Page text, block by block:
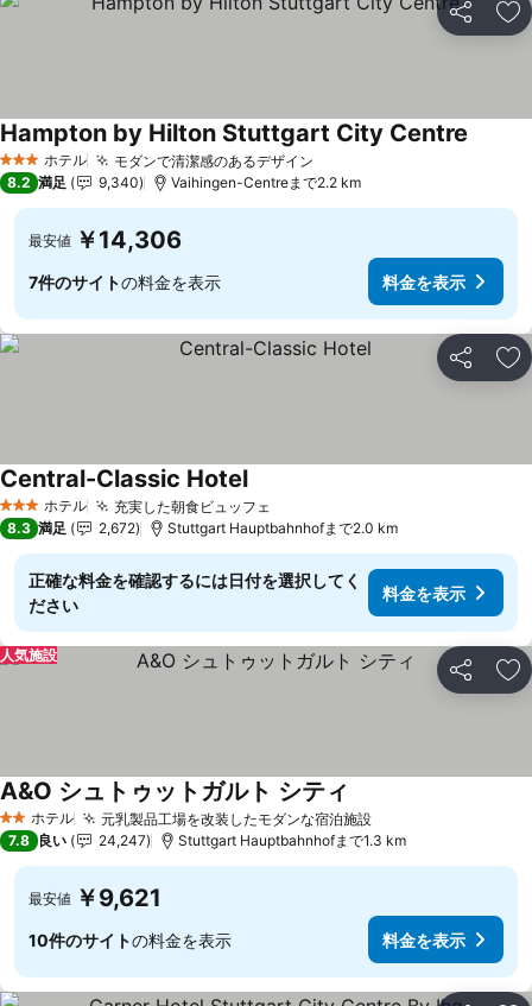
シェア お
3 ホテルのランク
ホテル モダンで清潔感のあるデザイン
Hampton by Hilton Stuttgart City Centre
8.2 満足 9,340 Vaihingen-Centreまで2.2 km
最安値 ￥14,306
7件のサイトの料金を表示 料金を表示
シェア お
3 ホテルのランク
ホテル 充実した朝食ビュッフェ
Central-Classic Hotel料金を表示
8.3 満足 2,672 Stuttgart Hauptbahnhofまで2.0 km
正確な料金を確認するには日付を選択してく
ださい
料金を表示
シェア お
人気施設
2 ホテルのランク
ホテル 元乳製品工場を改装したモダンな宿泊施設料金を表示
A&O シュトゥットガルト シティ
7.8 良い 24,247 Stuttgart Hauptbahnhofまで1.3 km
最安値 ￥9,621
10件のサイトの料金を表示 料金を表示